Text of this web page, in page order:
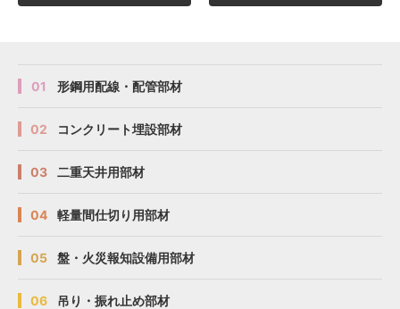
01 形鋼用配線・配管部材
02 コンクリート埋設部材
03 二重天井用部材
04 軽量間仕切り用部材
05 盤・火災報知設備用部材
06 吊り・振れ止め部材